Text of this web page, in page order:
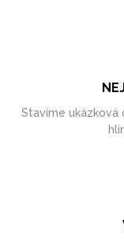
Stavíme ukázková